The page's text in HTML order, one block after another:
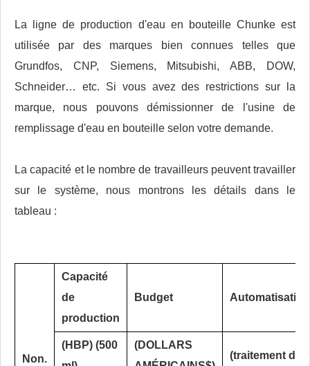
La ligne de production d'eau en bouteille Chunke est
utilisée par des marques bien connues telles que
Grundfos, CNP, Siemens, Mitsubishi, ABB, DOW,
Schneider… etc. Si vous avez des restrictions sur la
marque, nous pouvons démissionner de l'usine de
remplissage d'eau en bouteille selon votre demande.
La capacité et le nombre de travailleurs peuvent travailler
sur le système, nous montrons les détails dans le
tableau :
Non.
Capacité
de
production
Budget
(HBP) (500
(DOLLARS
(traitement de